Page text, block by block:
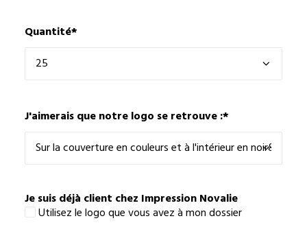
Quantité*
J'aimerais que notre logo se retrouve :*
Je suis déjà client chez Impression Novalie
Utilisez le logo que vous avez à mon dossier